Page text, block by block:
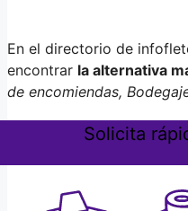
En el directorio de
encontrar la alternativa
de encomiendas,
Solicita